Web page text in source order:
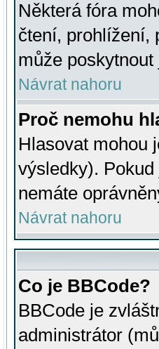
Některá fóra
čtení, prohlížení,
může
Návrat nahoru
Proč nemohu
Hlasovat mohou
výsledky).
nemáte
Návrat nahoru
Co je BBCode?
BBCode je
administrátor